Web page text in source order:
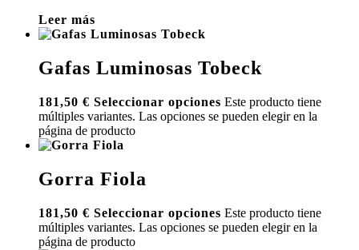
Leer más
Gafas Luminosas Tobeck
181,50 € Seleccionar opciones Este producto tiene
múltiples variantes. Las opciones se pueden elegir en la
página de producto
Gorra Fiola
181,50 € Seleccionar opciones Este producto tiene
múltiples variantes. Las opciones se pueden elegir en la
página de producto